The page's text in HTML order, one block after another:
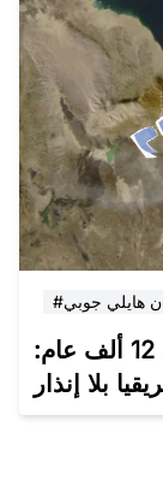
هايلي جوبي
بركان هايلي جوبي يستيقظ بعد 12 ألف عام:
بلا إنذار